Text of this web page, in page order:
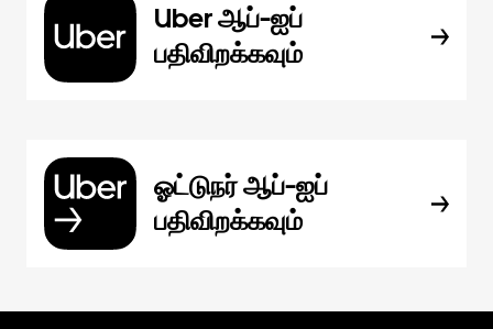
Uber ஆப்-ஐப்
பதிவிறக்கவும்
ஓட்டுநர் ஆப்-ஐப்
பதிவிறக்கவும்